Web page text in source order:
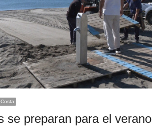
se preparan para el verano